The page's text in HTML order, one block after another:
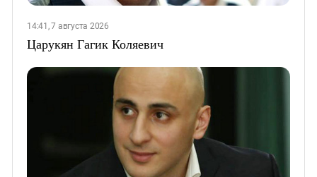
14:41, 7 августа 2026
Царукян Гагик Коляевич